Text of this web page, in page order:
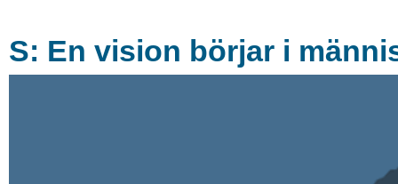
S: En vision börjar i